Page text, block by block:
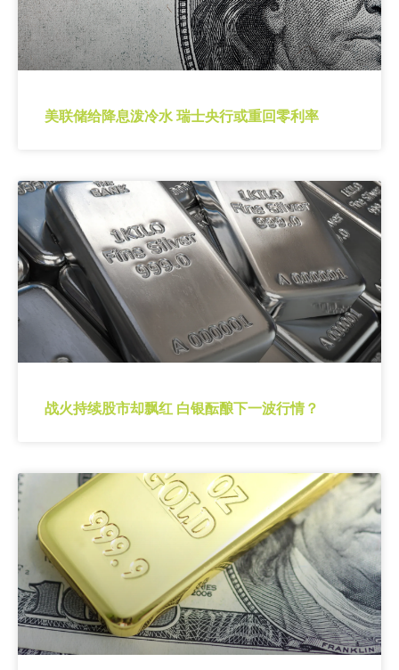
美联储给降息泼冷水 瑞士央行或重回零利率
战火持续股市却飘红 白银酝酿下一波行情？